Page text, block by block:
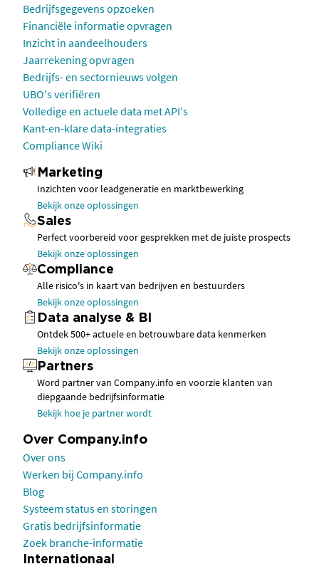
Bedrijfsgegevens opzoeken
Financiële informatie opvragen
Inzicht in aandeelhouders
Jaarrekening opvragen
Bedrijfs- en sectornieuws volgen
UBO's verifiëren
Volledige en actuele data met API's
Kant-en-klare data-integraties
Compliance Wiki
Marketing
Inzichten voor leadgeneratie en marktbewerking
Bekijk onze oplossingen
Sales
Perfect voorbereid voor gesprekken met de juiste prospects
Bekijk onze oplossingen
Compliance
Alle risico's in kaart van bedrijven en bestuurders
Bekijk onze oplossingen
Data analyse & BI
Ontdek 500+ actuele en betrouwbare data kenmerken
Bekijk onze oplossingen
Partners
Word partner van Company.info en voorzie klanten van
diepgaande bedrijfsinformatie
Bekijk hoe je partner wordt
Over Company.info
Over ons
Werken bij Company.info
Blog
Systeem status en storingen
Gratis bedrijfsinformatie
Zoek branche-informatie
Internationaal